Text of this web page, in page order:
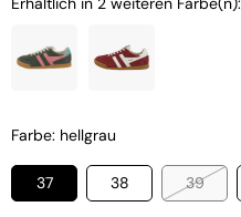
Farbe: hellgrau
37 38 39